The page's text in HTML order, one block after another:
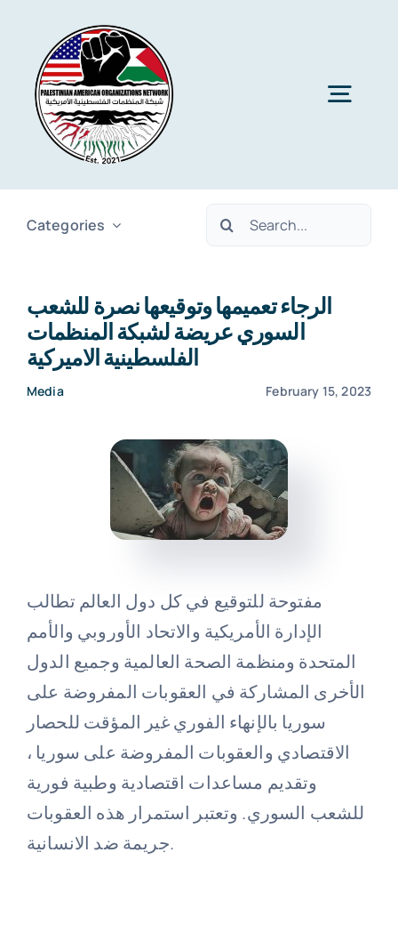
content
About PAON
Membership
Media
Events
Donate
Categories
Search
الرجاء تعميمها وتوقيعها نصرة للشعب
السوري عريضة لشبكة المنظمات
الفلسطينية الاميركية
Media February 15, 2023
مفتوحة للتوقيع في كل دول العالم تطالب
الإدارة الأمريكية والاتحاد الأوروبي والأمم
المتحدة ومنظمة الصحة العالمية وجميع الدول
الأخرى المشاركة في العقوبات المفروضة على
سوريا بالإنهاء الفوري غير المؤقت للحصار
الاقتصادي والعقوبات المفروضة على سوريا ،
وتقديم مساعدات اقتصادية وطبية فورية
للشعب السوري. وتعتبر استمرار هذه العقوبات
جريمة ضد الانسانية.